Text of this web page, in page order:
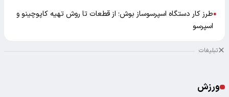
●طرز کار دستگاه اسپرسوساز بوش؛ از قطعات تا روش تهیه کاپوچینو و
اسپرسو
تبلیغات
ورزش